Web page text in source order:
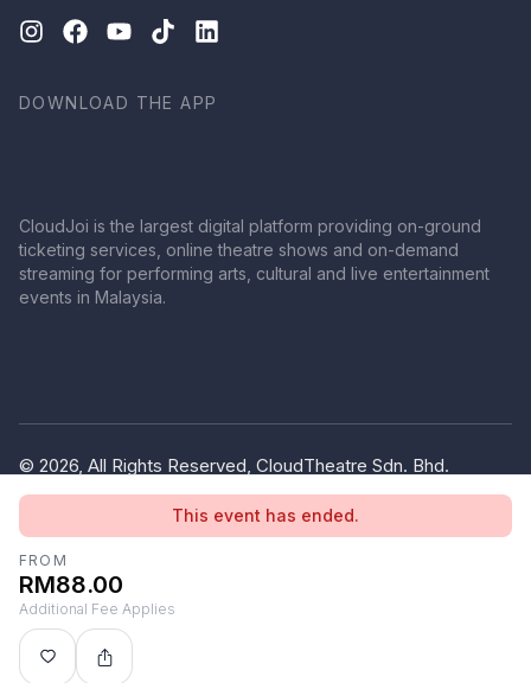
This event has ended.
FROM
RM88.00
Additional Fee Applies
DOWNLOAD THE APP
CloudJoi is the largest digital platform providing on-ground
ticketing services, online theatre shows and on-demand
streaming for performing arts, cultural and live entertainment
events in Malaysia.
© 2026, All Rights Reserved, CloudTheatre Sdn. Bhd.
(1380445-V)
Terms of Use